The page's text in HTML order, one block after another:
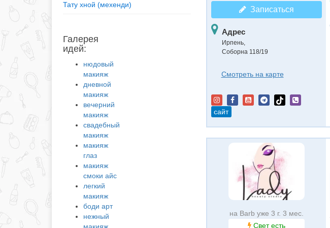
Тату хной (мехенди)
Галерея
идей:
нюдовый
макияж
дневной
макияж
вечерний
макияж
свадебный
макияж
макияж
глаз
макияж
смоки айс
легкий
макияж
боди арт
нежный
Записаться
Адрес
Ирпень,
Соборна 118/19
Смотреть на карте
сайт
на Barb уже 3 г. 3 мес.
Свет есть